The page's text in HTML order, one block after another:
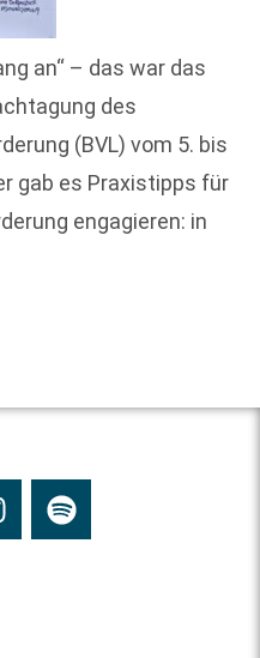
an“ – das war das
des
(BVL) vom 5. bis
gab es Praxistipps für
engagieren: in